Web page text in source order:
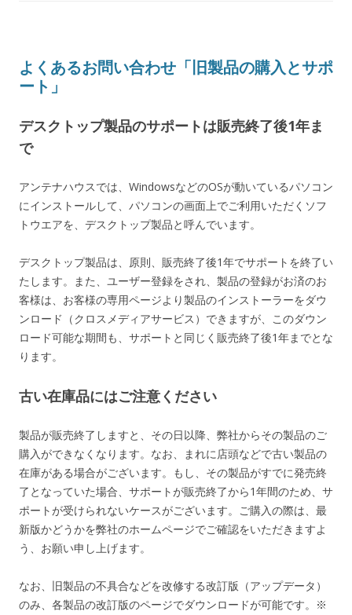
よくあるお問い合わせ「旧製品の購入とサポ
ート」
デスクトップ製品のサポートは販売終了後1年ま
で
アンテナハウスでは、WindowsなどのOSが動いているパソコン
にインストールして、パソコンの画面上でご利用いただくソフ
トウエアを、デスクトップ製品と呼んでいます。
デスクトップ製品は、原則、販売終了後1年でサポートを終了い
たします。また、ユーザー登録をされ、製品の登録がお済のお
客様は、お客様の専用ページより製品のインストーラーをダウ
ンロード（クロスメディアサービス）できますが、このダウン
ロード可能な期間も、サポートと同じく販売終了後1年までとな
ります。
古い在庫品にはご注意ください
製品が販売終了しますと、その日以降、弊社からその製品のご
購入ができなくなります。なお、まれに店頭などで古い製品の
在庫がある場合がございます。もし、その製品がすでに発売終
了となっていた場合、サポートが販売終了から1年間のため、サ
ポートが受けられないケースがございます。ご購入の際は、最
新版かどうかを弊社のホームページでご確認をいただきますよ
う、お願い申し上げます。
なお、旧製品の不具合などを改修する改訂版（アップデータ）
のみ、各製品の改訂版のページでダウンロードが可能です。※